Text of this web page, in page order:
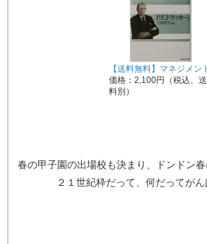
【送料無料】マネジメン
価格：2,100円（税込、送
料別）
春の甲子園の出場校も決まり、ドンドン春
２１世紀枠だって、何だってがん